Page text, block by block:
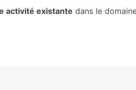
activité existante dans le